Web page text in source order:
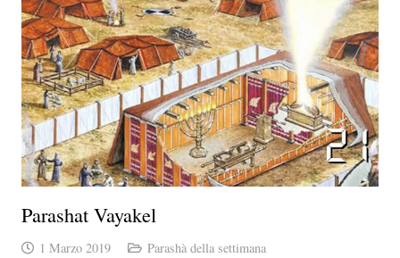
Parashat Vayakel
1 Marzo 2019 Parashà della settimana